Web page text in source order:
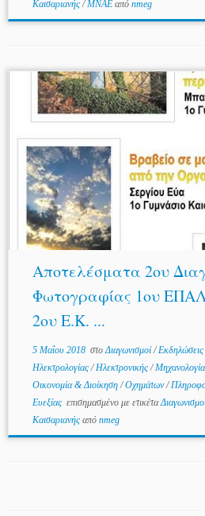
Καισαριανής/ΜΝΑΕ από nmeg
Αποτελέσματα 2ου
Φωτογραφίας 1ου
2ου Ε.Κ. ...
5 Μαΐου 2018στοΔιαγωνισμοί/Εκδηλώσεις
Ηλεκτρολογίας/Ηλεκτρονικής/
Οικονομία & Διοίκηση/Οχημάτων/
Ευεξίας επισημασμένο με ετικέτα
Καισαριανής από nmeg